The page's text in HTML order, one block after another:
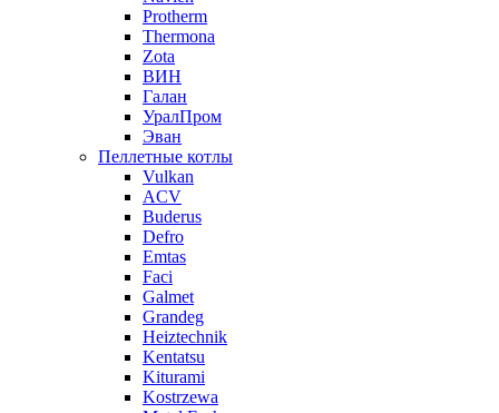
Protherm
Thermona
Zota
ВИН
Галан
УралПром
Эван
Пеллетные котлы
Vulkan
ACV
Buderus
Defro
Emtas
Faci
Galmet
Grandeg
Heiztechnik
Kentatsu
Kiturami
Kostrzewa